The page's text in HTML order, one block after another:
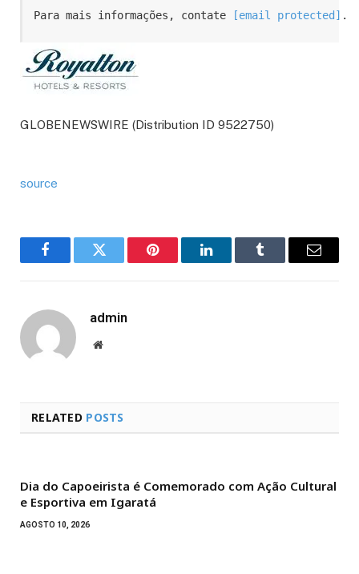
Para mais informações, contate [email protected] .
GLOBENEWSWIRE (Distribution ID 9522750)
source
FacebookTwitter Pinterest LinkedInTumblr Email
admin
Website
RELATED POSTS
Dia do Capoeirista é Comemorado com Ação Cultural
e Esportiva em Igaratá
AGOSTO 10, 2026